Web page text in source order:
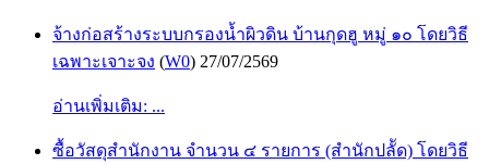
จ้างก่อสร้างระบบกรองน้ำผิวดิน บ้านกุดฮู หมู่ ๑๐ โดยวิธี
เฉพาะเจาะจง (W0) 27/07/2569
อ่านเพิ่มเติม: ...
ซื้อวัสดุสำนักงาน จำนวน ๔ รายการ (สำนักปลััด) โดยวิธี